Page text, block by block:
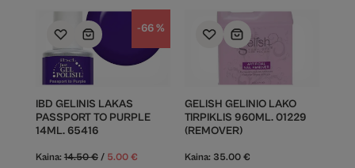
-66 %
IBD GELINIS LAKAS
PASSPORT TO PURPLE
14ML. 65416
Kaina: 14.50€ / 5.00 €
GELISH GELINIO LAKO
TIRPIKLIS 960ML. 01229
(REMOVER)
Kaina: 35.00 €